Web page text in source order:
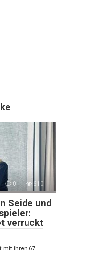
0 610
Seide und
verrückt
mit ihren 67